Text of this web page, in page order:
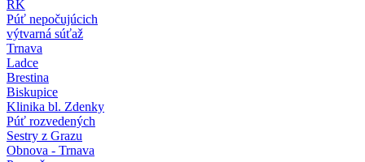
RK
Púť nepočujúcich
výtvarná súťaž
Trnava
Ladce
Brestina
Biskupice
Klinika bl. Zdenky
Púť rozvedených
Sestry z Grazu
Obnova - Trnava